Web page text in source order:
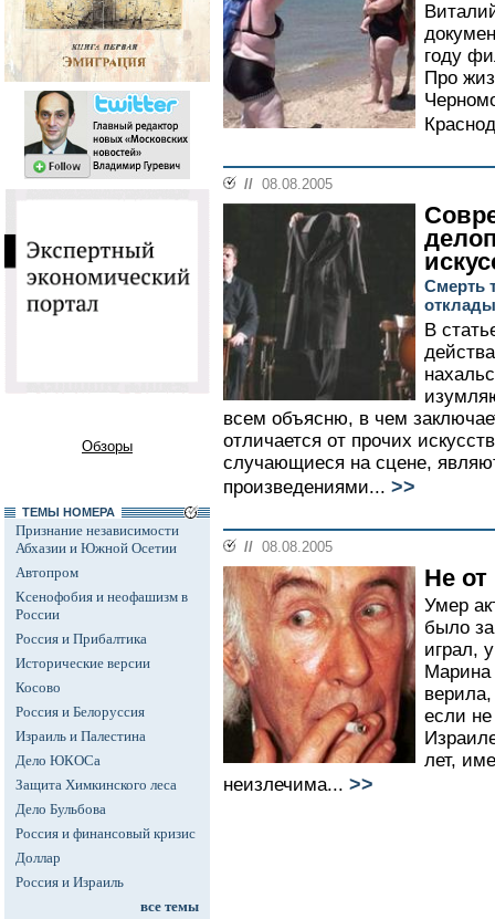
Обзоры
ТЕМЫ НОМЕРА
Признание независимости
Абхазии и Южной Осетии
Автопром
Ксенофобия и неофашизм в
России
Россия и Прибалтика
Исторические версии
Косово
Россия и Белоруссия
Израиль и Палестина
Дело ЮКОСа
Защита Химкинского леса
Дело Бульбова
Россия и финансовый кризис
Доллар
Россия и Израиль
все темы
году
Про
// 08.08.2005
Смерть
В
всем объясню, в чем
отличается от прочих
случающиеся на сцене,
произведениями... >>
// 08.08.2005
Не от
Умер
было
играл,
Марина
если
лет,
неизлечима... >>